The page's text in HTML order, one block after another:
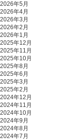
2026年5月
2026年4月
2026年3月
2026年2月
2026年1月
2025年12月
2025年11月
2025年10月
2025年8月
2025年6月
2025年3月
2025年2月
2024年12月
2024年11月
2024年10月
2024年9月
2024年8月
2024年7月